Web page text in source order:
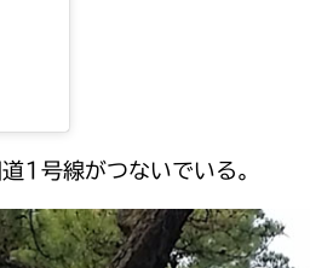
1号線がつないでいる。